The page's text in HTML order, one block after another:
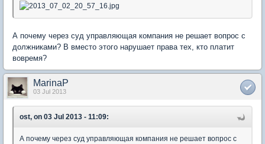
А почему через суд управляющая компания не решает вопрос с
должниками? В вместо этого нарушает права тех, кто платит
вовремя?
MarinaP
03 Jul 2013
ost, on 03 Jul 2013 - 11:09:
А почему через суд управляющая компания не решает вопрос с